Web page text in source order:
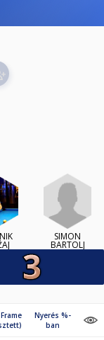
SIMON
BARTOLJ
Frame
Nyerés %-
ban